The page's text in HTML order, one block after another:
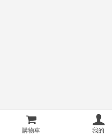
購物車 我的